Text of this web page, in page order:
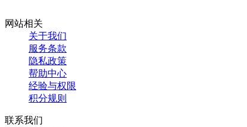
网站相关
关于我们
服务条款
隐私政策
帮助中心
经验与权限
积分规则
联系我们